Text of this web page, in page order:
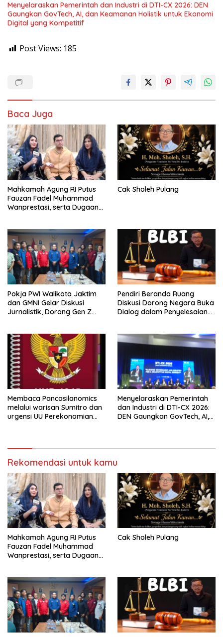
Menyelaraskan Pemerintah dan Industri di DTI-CX 2026: DEN
Gaungkan GovTech, AI, dan Keamanan Holistik untuk Ekonomi
Digital yang Kompetitif
Post Views: 185
Baca Juga
Mahkamah Agung RI Putus
Fauzan Fadel Muhammad
Wanprestasi, serta Dugaan
Cak Sholeh Pulang
Pokja PWI Walikota Jaktim
dan GMNI Gelar Diskusi
Jurnalistik, Dorong Gen Z
Pendiri Beranda Ruang
Diskusi Dorong Negara Buka
Dialog dalam Penyelesaian
Membaca Pancasilanomics
melalui warisan Sumitro dan
urgensi UU Perekonomian
Menyelaraskan Pemerintah
dan Industri di DTI-CX 2026:
DEN Gaungkan GovTech, AI,
Rekomendasi untuk kamu
Mahkamah Agung RI Putus
Fauzan Fadel Muhammad
Wanprestasi, serta Dugaan
Cak Sholeh Pulang